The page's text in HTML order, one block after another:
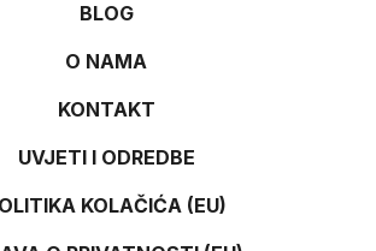
BLOG
O NAMA
KONTAKT
UVJETI I ODREDBE
KOLAČIĆA (EU)